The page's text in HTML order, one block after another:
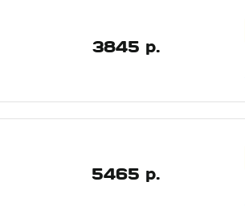
3845 р.
5465 р.